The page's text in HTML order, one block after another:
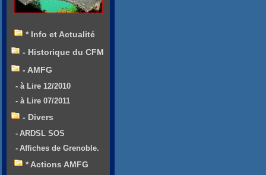
* Info et Actualité
- Historique du CFM
- AMFG
- à Lire 12/2010
- à Lire 07/2011
- Divers
- ARDSL SOS
- Affiches de Grenoble.
* Actions AMFG